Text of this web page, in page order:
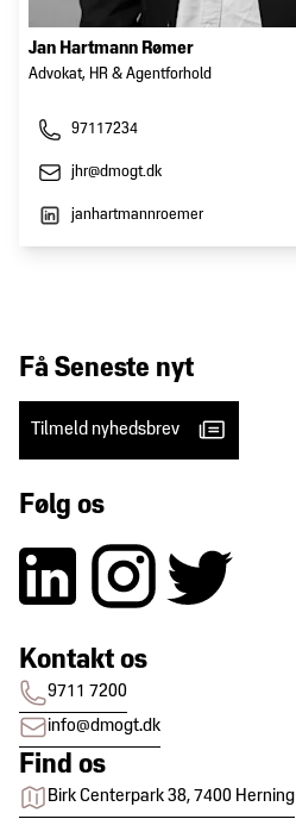
Jan Hartmann Rømer
Advokat, HR & Agentforhold
97117234
jhr@dmogt.dk
janhartmannroemer
Få Seneste nyt
Tilmeld nyhedsbrev
Følg os
Kontakt os
9711 7200
info@dmogt.dk
Find os
Birk Centerpark 38, 7400 Herning